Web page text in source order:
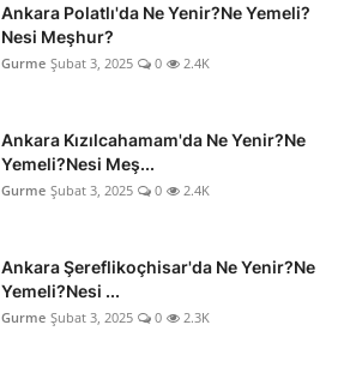
Ankara Polatlı'da Ne Yenir?Ne Yemeli?
Nesi Meşhur?
Gurme Şubat 3, 2025 0 2.4K
Ankara Kızılcahamam'da Ne Yenir?Ne
Yemeli?Nesi Meş...
Gurme Şubat 3, 2025 0 2.4K
Ankara Şereflikoçhisar'da Ne Yenir?Ne
Yemeli?Nesi ...
Gurme Şubat 3, 2025 0 2.3K